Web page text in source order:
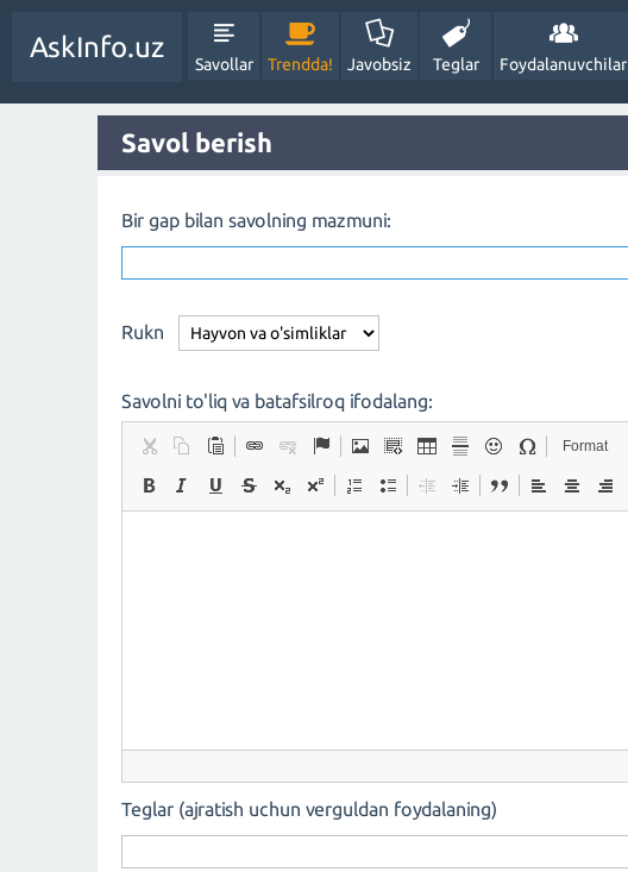
AskInfo.uz
Savollar Trendda! Javobsiz Teglar Foydalanuvchilar
Savol berish
Bir gap bilan savolning mazmuni:
Rukn
Savolni to'liq va batafsilroq ifodalang:
Format
Teglar (ajratish uchun verguldan foydalaning)